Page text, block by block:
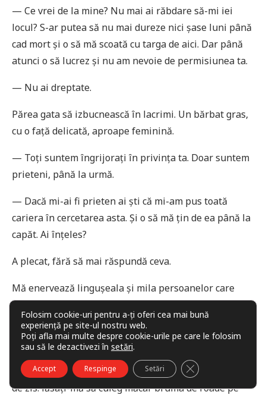
— Ce vrei de la mine? Nu mai ai răbdare să-mi iei
locul? S-ar putea să nu mai dureze nici șase luni până
cad mort și o să mă scoată cu targa de aici. Dar până
atunci o să lucrez și nu am nevoie de permisiunea ta.
— Nu ai dreptate.
Părea gata să izbucnească în lacrimi. Un bărbat gras,
cu o față delicată, aproape feminină.
— Toți suntem îngrijorați în privința ta. Doar suntem
prieteni, până la urmă.
— Dacă mi-ai fi prieten ai ști că mi-am pus toată
cariera în cercetarea asta. Și o să mă țin de ea până la
capăt. Ai înțeles?
A plecat, fără să mai răspundă ceva.
Mă enervează lingușeala și mila persoanelor care
doar au profitat de succesele mele și vor face asta
toată viața lor profesională. Îngrijorați! Îngrijorați
pentru ce? Deciziile au fost luate. Eu o să mor.
Probabil nu o să văd rezultatele finale ale muncii
mele. Pentru toți așa-zișii mei prieteni am doar atât
de zis: lăsați-mă să culeg măcar bruma de roade pe
Folosim cookie-uri pentru a-ți oferi cea mai bună
experiență pe site-ul nostru web.
Poți afla mai multe despre cookie-urile pe care le folosim
sau să le dezactivezi în setări.
Accept Respinge Setări CLOSE GDPR